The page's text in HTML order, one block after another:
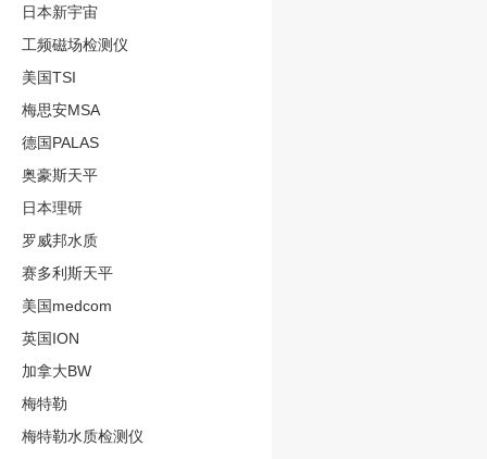
日本新宇宙
工频磁场检测仪
美国TSI
梅思安MSA
德国PALAS
奥豪斯天平
日本理研
罗威邦水质
赛多利斯天平
美国medcom
英国ION
加拿大BW
梅特勒
梅特勒水质检测仪